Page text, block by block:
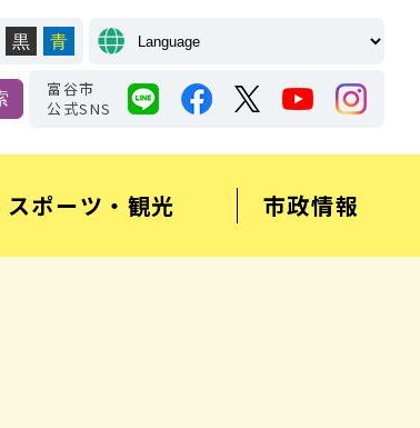
黒 青
富谷市
公式SNS
ポーツ・観光 市政情報